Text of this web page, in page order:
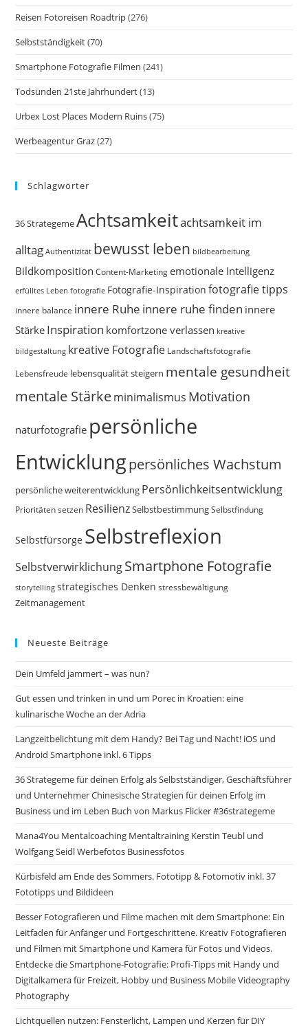
Reisen Fotoreisen Roadtrip(276)
Selbstständigkeit(70)
Smartphone Fotografie Filmen (241)
Todsünden 21ste Jahrhundert(13)
Urbex Lost Places Modern Ruins(75)
Werbeagentur Graz(27)
Schlagwörter
36 StrategemeAchtsamkeitachtsamkeit im
alltag Authentizität bewusst leben bildbearbeitung
Bildkomposition Content-Marketing emotionale Intelligenz
erfülltes Leben fotografie Fotografie-Inspiration fotografie tipps
innere balance innere Ruhe innere ruhe finden innere
Stärke Inspiration komfortzone verlassen kreative
bildgestaltung kreative Fotografie Landschaftsfotografie
Lebensfreude lebensqualität steigern mentale gesundheit
mentale Stärkeminimalismus Motivation
naturfotografie persönliche
Entwicklungpersönliches Wachstum
persönliche weiterentwicklung Persönlichkeitsentwicklung
Prioritäten setzen ResilienzSelbstbestimmung Selbstfindung
Selbstfürsorge Selbstreflexion
SelbstverwirklichungSmartphone Fotografie
storytelling strategisches Denken stressbewältigung
Zeitmanagement
Neueste Beiträge
Dein Umfeld jammert – was nun?
Gut essen und trinken in und um Porec in Kroatien: eine
kulinarische Woche an der Adria
Langzeitbelichtung mit dem Handy? Bei Tag und Nacht! iOS und
Android Smartphone inkl. 6 Tipps
36 Strategeme für deinen Erfolg als Selbstständiger, Geschäftsführer
und Unternehmer Chinesische Strategien für deinen Erfolg im
Business und im Leben Buch von Markus Flicker #36strategeme
Mana4You Mentalcoaching Mentaltraining Kerstin Teubl und
Wolfgang Seidl Werbefotos Businessfotos
Kürbisfeld am Ende des Sommers. Fototipp & Fotomotiv inkl. 37
Fototipps und Bildideen
Besser Fotografieren und Filme machen mit dem Smartphone: Ein
Leitfaden für Anfänger und Fortgeschrittene. Kreativ Fotografieren
und Filmen mit Smartphone und Kamera für Fotos und Videos.
Entdecke die Smartphone-Fotografie: Profi-Tipps mit Handy und
Digitalkamera für Freizeit, Hobby und Business Mobile Videography
Photography
Lichtquellen nutzen: Fensterlicht, Lampen und Kerzen für DIY